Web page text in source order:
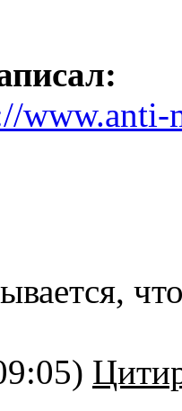
www.anti-